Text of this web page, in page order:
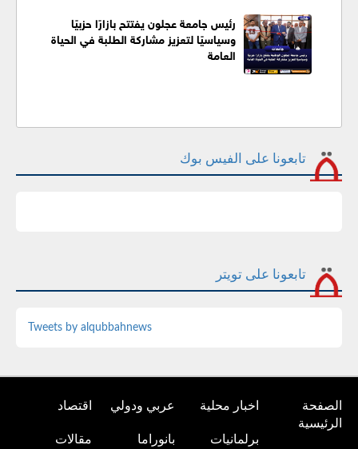
رئيس جامعة عجلون يفتتح بازارًا حزبيًا
وسياسيًا لتعزيز مشاركة الطلبة في الحياة
العامة
تابعونا على الفيس بوك
تابعونا على تويتر
Tweets by alqubbahnews
الصفحة
الرئيسية
اخبار محلية عربي ودولي اقتصاد
برلمانيات بانوراما
مقالات